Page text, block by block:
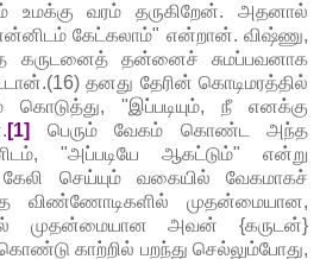
உமக்கு வரம் தருகிறேன். அதனால்
கேட்கலாம்" என்றான். விஷ்ணு,
கருடனைத் தன்னைச் சுமப்பவனாக
தனது தேரின் கொடிமரத்தில்
"இப்படியும், நீ எனக்கு
[1]
பெரும் வேகம் கொண்ட அந்த
"அப்படியே ஆகட்டும்" என்று
செய்யும் வகையில் வேகமாகச்
விண்ணோடிகளில் முதன்மையான,
முதன்மையான அவன் {கருடன்}
காற்றில் பறந்து செல்லும்போது,